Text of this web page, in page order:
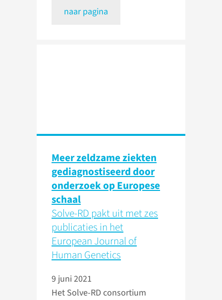
naar pagina
Meer zeldzame ziekten
gediagnostiseerd door
onderzoek op Europese
schaal
Solve-RD pakt uit met zes
publicaties in het
European Journal of
Human Genetics
9 juni 2021
Het Solve-RD consortium